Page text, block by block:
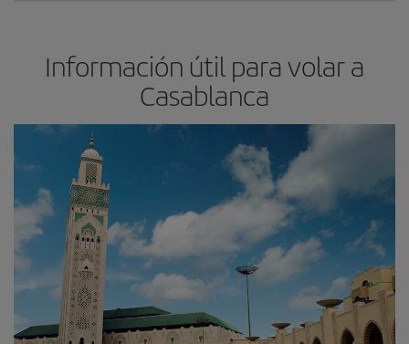
Información útil para volar a
Casablanca